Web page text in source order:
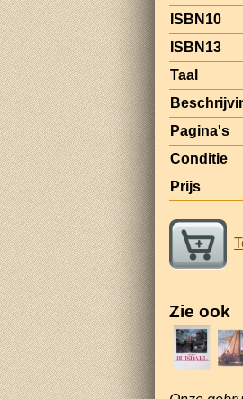
ISBN10
ISBN13
Taal
Pagina's
Conditie
Prijs
Zie ook